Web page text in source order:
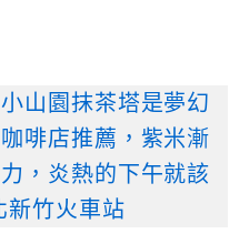
山園抹茶塔是夢幻
啡店推薦，紫米漸
，炎熱的下午就該
新竹火車站